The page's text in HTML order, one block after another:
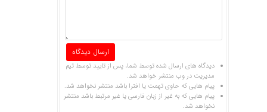
دیدگاه های ارسال شده توسط شما، پس از تایید توسط تیم
مدیریت در وب منتشر خواهد شد.
پیام هایی که حاوی تهمت یا افترا باشد منتشر نخواهد شد.
پیام هایی که به غیر از زبان فارسی یا غیر مرتبط باشد منتشر
نخواهد شد.